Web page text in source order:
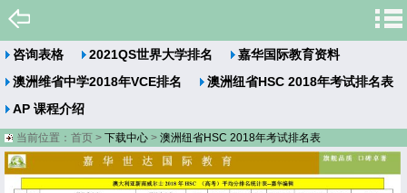
咨询表格 2021QS世界大学排名
嘉华国际教育资料
澳洲维省中学2018年VCE排名
澳洲纽省HSC 2018年考试排名表
AP 课程介绍
当前位置： 首页 > 下载中心 > 澳洲纽省HSC 2018年考试排名表